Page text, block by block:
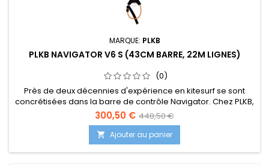
MARQUE: PLKB
PLKB NAVIGATOR V6 S (43CM BARRE, 22M LIGNES)
(0)
Près de deux décennies d'expérience en kitesurf se sont
concrétisées dans la barre de contrôle Navigator. Chez PLKB,
nous comprenons que votre expérience de kite dépend
fortement du bon fonctionnement de votre barre. C'est
pourquoi la barre Navigator est conçue pour être la plus
propre possible sans faire de compromis sur la sécurité et le
confort de...
300,50 € 448,50 €
 Ajouter au panier